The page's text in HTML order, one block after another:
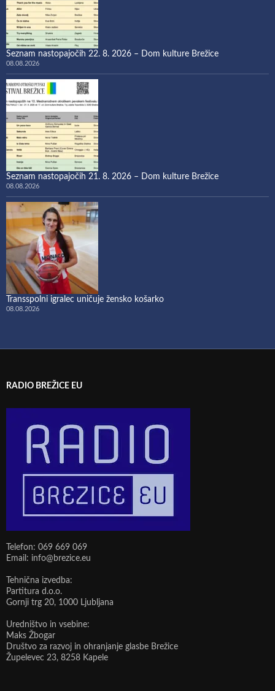
Seznam nastopajočih 22. 8. 2026 – Dom kulture Brežice
08.08.2026
Seznam nastopajočih 21. 8. 2026 – Dom kulture Brežice
08.08.2026
Transspolni igralec uničuje žensko košarko
08.08.2026
RADIO BREŽICE EU
Telefon: 069 669 069
Email: info@brezice.eu
Tehnična izvedba:
Partitura d.o.o.
Gornji trg 20, 1000 Ljubljana
Uredništvo in vsebine:
Maks Žbogar
Društvo za razvoj in ohranjanje glasbe Brežice
Župelevec 23, 8258 Kapele